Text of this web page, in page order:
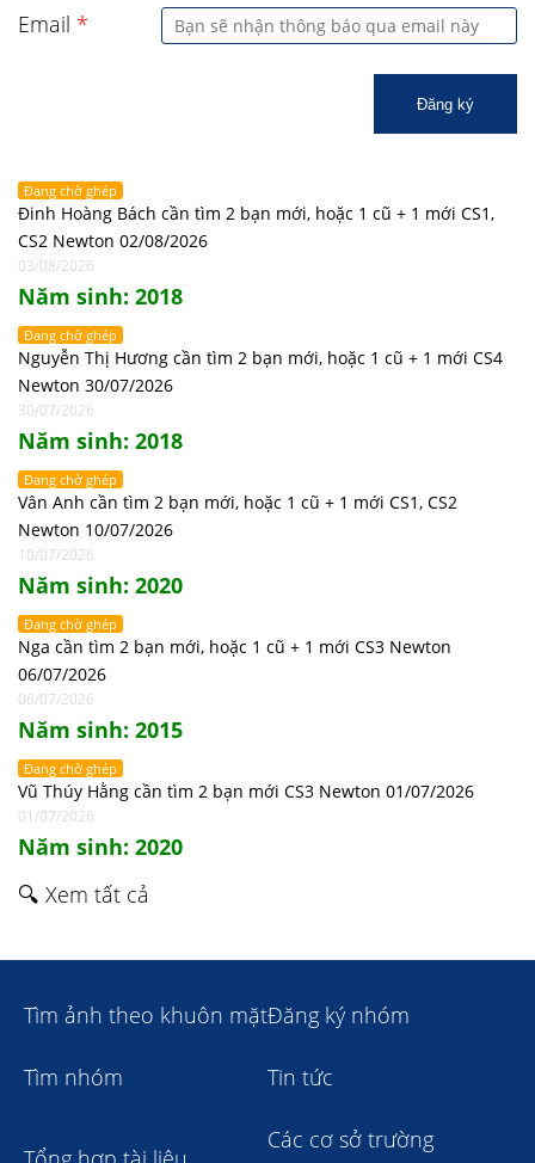
Email *
Đăng ký
Đang chờ ghép
Đinh Hoàng Bách cần tìm 2 bạn mới, hoặc 1 cũ + 1 mới CS1,
CS2 Newton 02/08/2026
03/08/2026
Năm sinh: 2018
Đang chờ ghép
Nguyễn Thị Hương cần tìm 2 bạn mới, hoặc 1 cũ + 1 mới CS4
Newton 30/07/2026
30/07/2026
Năm sinh: 2018
Đang chờ ghép
Vân Anh cần tìm 2 bạn mới, hoặc 1 cũ + 1 mới CS1, CS2
Newton 10/07/2026
10/07/2026
Năm sinh: 2020
Đang chờ ghép
Nga cần tìm 2 bạn mới, hoặc 1 cũ + 1 mới CS3 Newton
06/07/2026
06/07/2026
Năm sinh: 2015
Đang chờ ghép
Vũ Thúy Hằng cần tìm 2 bạn mới CS3 Newton 01/07/2026
01/07/2026
Năm sinh: 2020
🔍 Xem tất cả
Tìm ảnh theo khuôn mặtĐăng ký nhóm
Tìm nhóm Tin tức
Các cơ sở trường